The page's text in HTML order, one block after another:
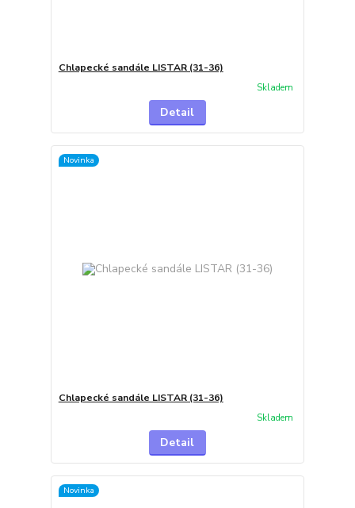
Chlapecké sandále LISTAR (31-36)
Skladem
Detail
Novinka
Chlapecké sandále LISTAR (31-36)
Skladem
Detail
Novinka